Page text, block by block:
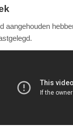
aangehouden